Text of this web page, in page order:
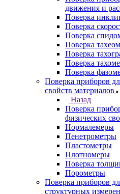
движения и
Поверка
Поверка
Поверка
Поверка
Поверка
Поверка
Поверка
Поверка приборов
свойств материалов
Назад
Поверка
физических
Нормалемеры
Пенетрометры
Пластометры
Плотномеры
Поверка
Порометры
Поверка приборов
структурных